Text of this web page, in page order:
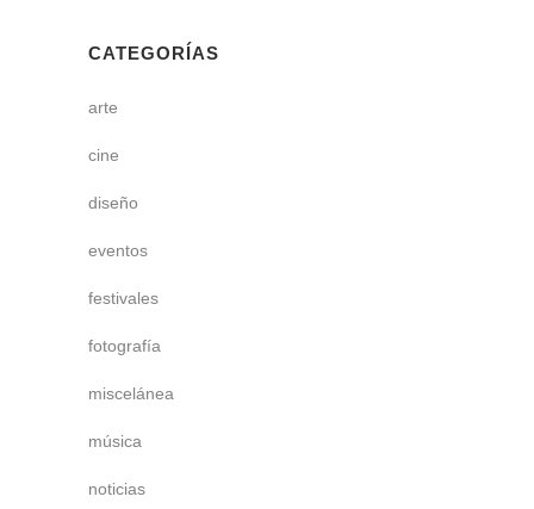
CATEGORÍAS
arte
cine
diseño
eventos
festivales
fotografía
miscelánea
música
noticias